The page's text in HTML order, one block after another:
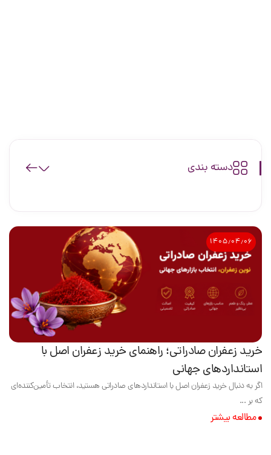
دسته بندی
۱۴۰۵٫۰۴٫۰۶
خرید زعفران صادراتی؛ راهنمای خرید زعفران اصل با
استانداردهای جهانی
اگر به دنبال خرید زعفران اصل با استانداردهای صادراتی هستید، انتخاب تأمین‌کننده‌ای
که بر ...
مطالعه بیشتر